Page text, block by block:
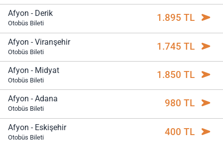
Afyon - Derik
Otobüs Bileti 1.895 TL
Afyon - Viranşehir
Otobüs Bileti 1.745 TL
Afyon - Midyat
Otobüs Bileti 1.850 TL
Afyon - Adana
Otobüs Bileti 980 TL
Afyon - Eskişehir
Otobüs Bileti 400 TL